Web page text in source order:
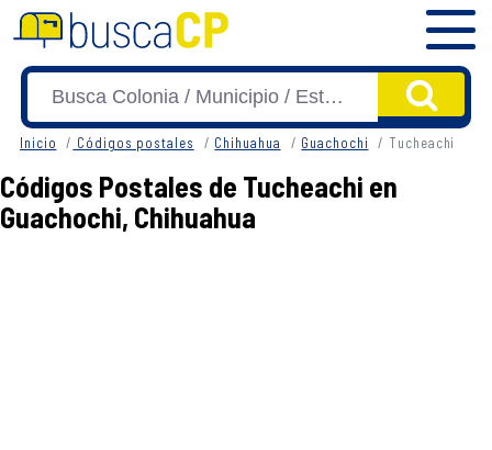
Inicio Códigos postales Chihuahua Guachochi Tucheachi
Códigos Postales de Tucheachi en
Guachochi, Chihuahua